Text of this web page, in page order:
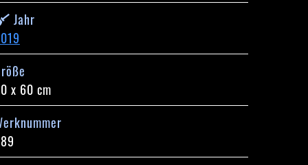
Jahr
x 60 cm